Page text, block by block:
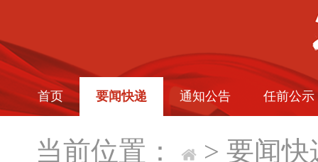
首页 要闻快递 通知公告 任前公示
当前位置： > 要闻快